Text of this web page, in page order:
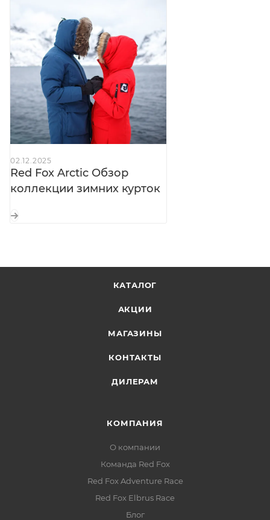
трикотажные манжеты — полная защита
запястий от холода
Снегозащитная юбка:
предотвращает
проникновение снега и ветра внутрь пальто
Регулировка объёма в пояснице:
подгонка под фигуру
Боковые разрезы:
на влагозащитных молниях с
подпланками — вентиляция и свобода движений
при необходимости
большие — легко застёгивать
и расстёгивать молнии даже в толстых перчатках
плече» — удобно носить внутри помещений
Внутренние карманы:объёмный + на молнии —
02.12.2025
Red Fox Arctic Обзор
коллекции зимних курток
КАТАЛОГ
АКЦИИ
МАГАЗИНЫ
КОНТАКТЫ
ДИЛЕРАМ
КОМПАНИЯ
О компании
Команда Red Fox
Red Fox Adventure Race
Red Fox Elbrus Race
Блог